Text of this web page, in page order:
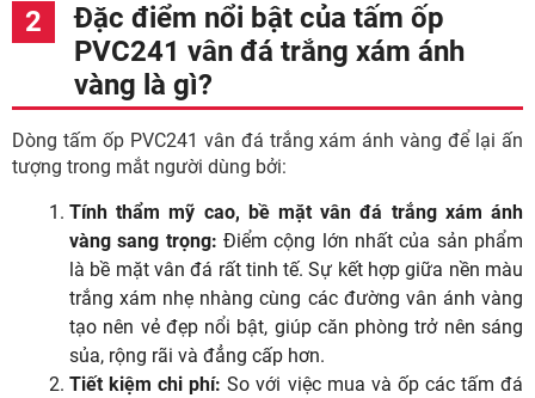
Đặc điểm nổi bật của tấm ốp
PVC241 vân đá trắng xám ánh
vàng là gì?
Dòng tấm ốp PVC241 vân đá trắng xám ánh vàng để lại ấn
tượng trong mắt người dùng bởi:
Tính thẩm mỹ cao, bề mặt vân đá trắng xám ánh
vàng sang trọng: Điểm cộng lớn nhất của sản phẩm
là bề mặt vân đá rất tinh tế. Sự kết hợp giữa nền màu
trắng xám nhẹ nhàng cùng các đường vân ánh vàng
tạo nên vẻ đẹp nổi bật, giúp căn phòng trở nên sáng
sủa, rộng rãi và đẳng cấp hơn.
Tiết kiệm chi phí: So với việc mua và ốp các tấm đá